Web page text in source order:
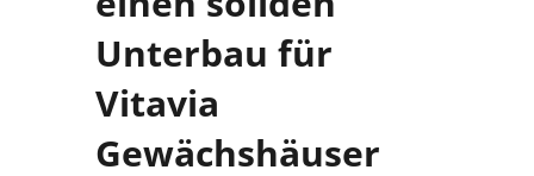
Unterbau für
Vitavia
Gewächshäuser